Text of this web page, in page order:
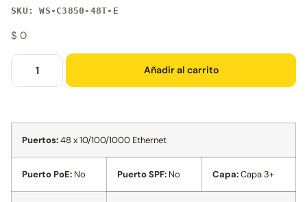
SKU: WS-C3850-48T-E
$ 0
Añadir al carrito
Puertos:48 x 10/100/1000 Ethernet
Puerto PoE: No Puerto SPF: No Capa:Capa 3+